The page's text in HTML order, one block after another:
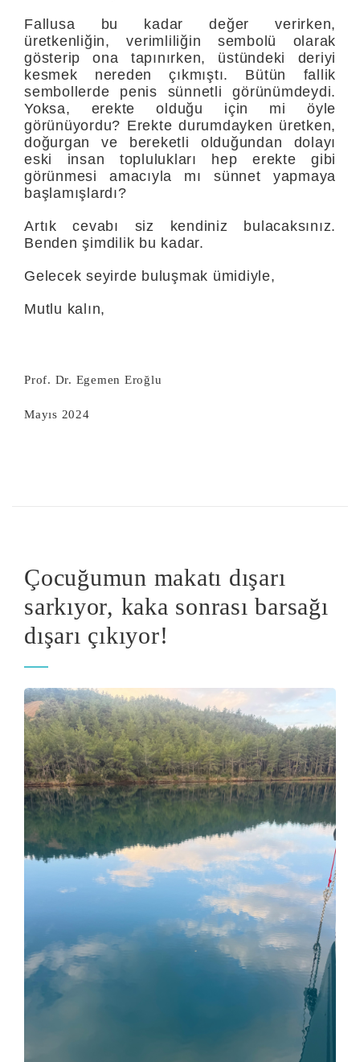
Fallusa bu kadar değer verirken,
üretkenliğin, verimliliğin sembolü olarak
gösterip ona tapınırken, üstündeki deriyi
kesmek nereden çıkmıştı. Bütün fallik
sembollerde penis sünnetli görünümdeydi.
Yok­sa, erekte olduğu için mi öyle
görünüyordu? Erekte durumdayken üretken,
doğurgan ve bereketli olduğundan dolayı
eski insan toplu­lukları hep erekte gibi
görünmesi amacıyla mı sünnet yapmaya
baş­lamışlardı?
Artık cevabı siz kendiniz bulacaksınız.
Benden şimdilik bu kadar.
Gelecek seyirde buluşmak ümidiyle,
Mutlu kalın,
Prof. Dr. Egemen Eroğlu
Mayıs 2024
Çocuğumun makatı dışarı
sarkıyor, kaka sonrası barsağı
dışarı çıkıyor!